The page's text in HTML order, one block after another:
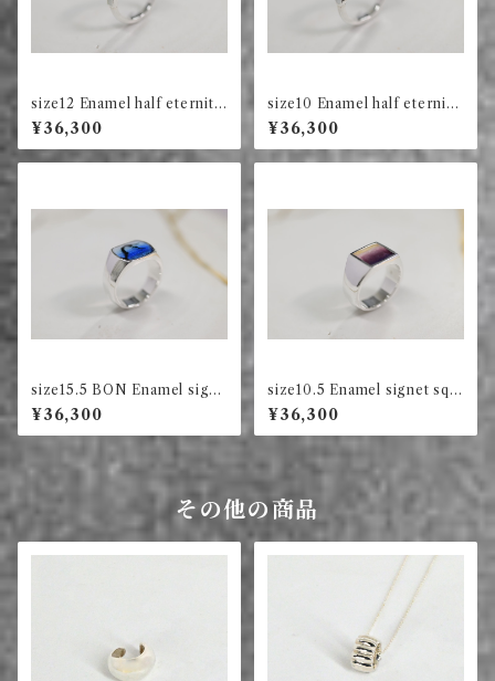
size12 Enamel half eternity
ring square (green)
¥36,300
size10 Enamel half eternity
ring circle (ink)
¥36,300
size15.5 BON Enamel signe
t ring long square (blue)
¥36,300
size10.5 Enamel signet squ
are ring (violet)
¥36,300
その他の商品